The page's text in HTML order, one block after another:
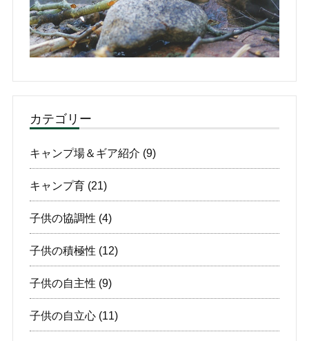
カテゴリー
キャンプ場＆ギア紹介 (9)
キャンプ育(21)
子供の協調性 (4)
子供の積極性 (12)
子供の自主性 (9)
子供の自立心(11)